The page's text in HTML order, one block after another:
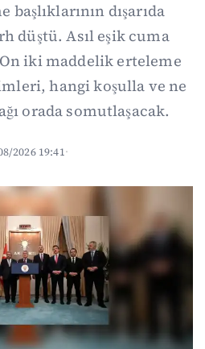
dışarıda
düştü. Asıl eşik cuma
iki maddelik erteleme
hangi koşulla ve ne
orada somutlaşacak.
2026 19:41·